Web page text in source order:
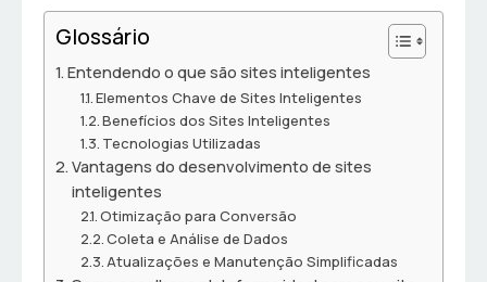
Glossário
Entendendo o que são sites inteligentes
Elementos Chave de Sites Inteligentes
Benefícios dos Sites Inteligentes
Tecnologias Utilizadas
Vantagens do desenvolvimento de sites
inteligentes
Otimização para Conversão
Coleta e Análise de Dados
Atualizações e Manutenção Simplificadas